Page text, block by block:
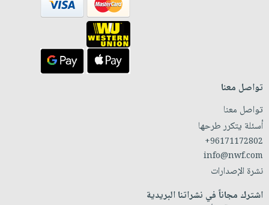
تواصل معنا
تواصل معنا
أسئلة يتكرر طرحها
+96171172802
info@nwf.com
نشرة الإصدارات
اشترك مجاناً في نشراتنا البريدية